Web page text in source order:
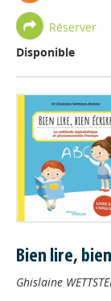
Réserver
Disponible
Bien lire,
Ghislaine